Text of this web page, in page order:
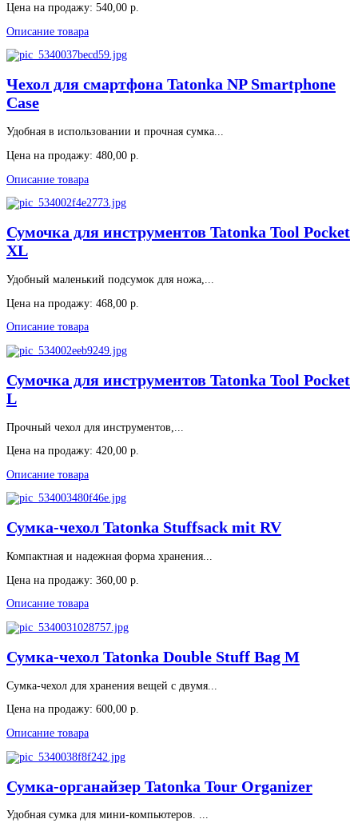
Цена на продажу: 540,00 р.
Описание товара
Чехол для смартфона Tatonka NP Smartphone
Case
Удобная в использовании и прочная сумка...
Цена на продажу: 480,00 р.
Описание товара
Сумочка для инструментов Tatonka Tool Pocket
XL
Удобный маленький подсумок для ножа,...
Цена на продажу: 468,00 р.
Описание товара
Сумочка для инструментов Tatonka Tool Pocket
L
Прочный чехол для инструментов,...
Цена на продажу: 420,00 р.
Описание товара
Сумка-чехол Tatonka Stuffsack mit RV
Компактная и надежная форма хранения...
Цена на продажу: 360,00 р.
Описание товара
Сумка-чехол Tatonka Double Stuff Bag M
Сумка-чехол для хранения вещей с двумя...
Цена на продажу: 600,00 р.
Описание товара
Сумка-органайзер Tatonka Tour Organizer
Удобная сумка для мини-компьютеров. ...